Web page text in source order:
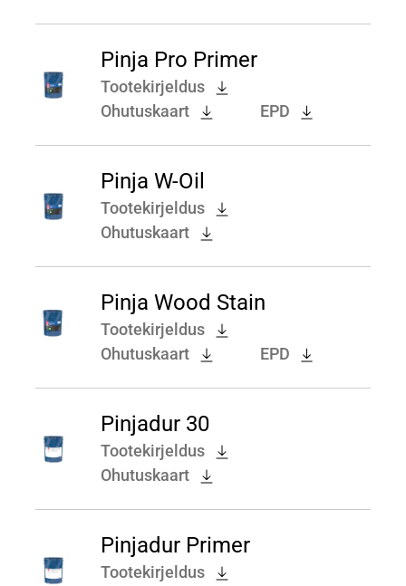
Pinja Pro Primer
Tootekirjeldus
Ohutuskaart
EPD
Pinja W-Oil
Tootekirjeldus
Ohutuskaart
Pinja Wood Stain
Tootekirjeldus
Ohutuskaart
EPD
Pinjadur 30
Tootekirjeldus
Ohutuskaart
Pinjadur Primer
Tootekirjeldus